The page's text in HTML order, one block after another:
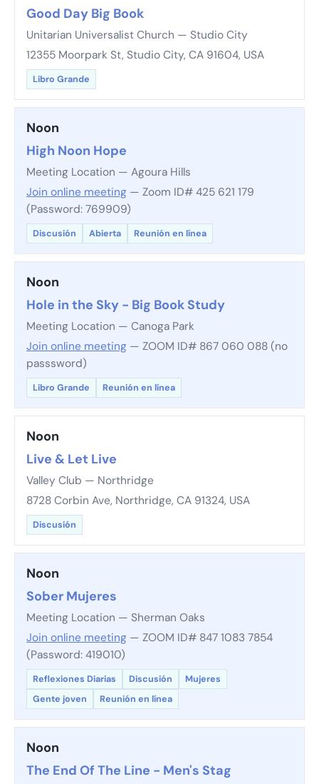
Good Day Big Book
Unitarian Universalist Church — Studio City
12355 Moorpark St, Studio City, CA 91604, USA
Libro Grande
Noon
High Noon Hope
Meeting Location — Agoura Hills
Join online meeting — Zoom ID# 425 621 179
(Password: 769909)
Discusión Abierta Reunión en línea
Noon
Hole in the Sky - Big Book Study
Meeting Location — Canoga Park
Join online meeting — ZOOM ID# 867 060 088 (no
passsword)
Libro Grande Reunión en línea
Noon
Live & Let Live
Valley Club — Northridge
8728 Corbin Ave, Northridge, CA 91324, USA
Discusión
Noon
Sober Mujeres
Meeting Location — Sherman Oaks
Join online meeting — ZOOM ID# 847 1083 7854
(Password: 419010)
Reflexiones Diarias Discusión
Mujeres
Gente joven
Reunión en línea
Noon
The End Of The Line - Men's Stag